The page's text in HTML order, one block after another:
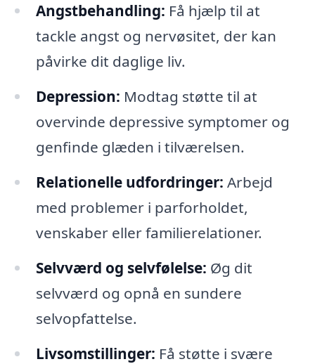
Angstbehandling: Få hjælp til at
tackle angst og nervøsitet, der kan
påvirke dit daglige liv.
Depression: Modtag støtte til at
overvinde depressive symptomer og
genfinde glæden i tilværelsen.
Relationelle udfordringer: Arbejd
med problemer i parforholdet,
venskaber eller familierelationer.
Selvværd og selvfølelse: Øg dit
selvværd og opnå en sundere
selvopfattelse.
Livsomstillinger: Få støtte i svære